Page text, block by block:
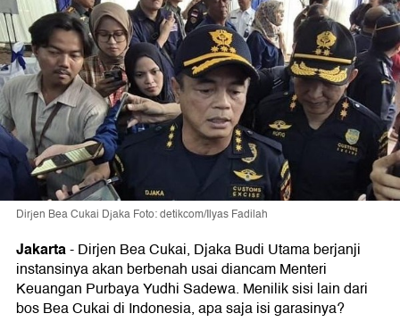
Dirjen Bea Cukai Djaka Foto: detikcom/Ilyas Fadilah
Jakarta-Dirjen Bea Cukai, Djaka Budi Utama berjanji
instansinya akan berbenah usai diancam Menteri
Keuangan Purbaya Yudhi Sadewa. Menilik sisi lain dari
bos Bea Cukai di Indonesia, apa saja isi garasinya?